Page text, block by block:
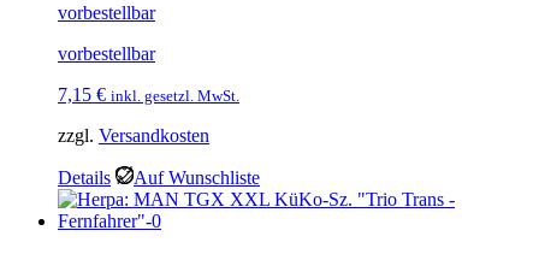
vorbestellbar
vorbestellbar
7,15 € inkl. gesetzl. MwSt.
zzgl. Versandkosten
Details Auf Wunschliste